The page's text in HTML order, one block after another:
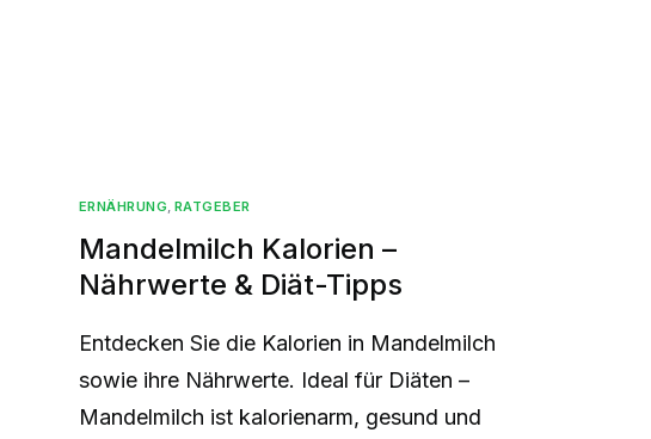
ERNÄHRUNG, RATGEBER
Mandelmilch Kalorien –
Nährwerte & Diät-Tipps
Entdecken Sie die Kalorien in Mandelmilch
sowie ihre Nährwerte. Ideal für Diäten –
Mandelmilch ist kalorienarm, gesund und